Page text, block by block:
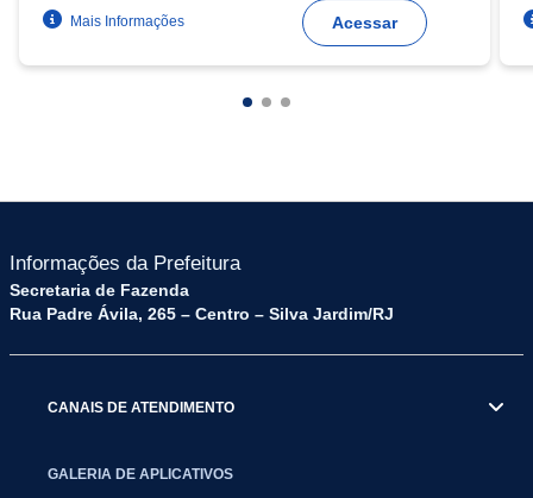
Mais Informações Acessar
Informações da Prefeitura
Secretaria de Fazenda
Rua Padre Ávila, 265 – Centro – Silva Jardim/RJ
CANAIS DE ATENDIMENTO
GALERIA DE APLICATIVOS